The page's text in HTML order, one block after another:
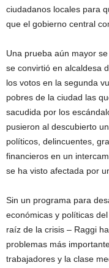
ciudadanos locales para
que el gobierno central
Una prueba aún mayor
se convirtió en alcaldesa
los votos en la segunda
pobres de la ciudad las
sacudida por los
pusieron al descubierto
políticos, delincuentes,
financieros en un
se ha visto afectada por
Sin un programa para
económicas y políticas
raíz de la crisis – Raggi
problemas más
trabajadores y la clase